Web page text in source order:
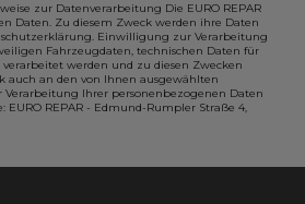
zur Datenverarbeitung Die EURO REPAR
Daten. Zu diesem Zweck werden ihre Daten
Einwilligung zur Verarbeitung
Fahrzeugdaten, technischen Daten für
verarbeitet werden und zu diesen Zwecken
auch an den von Ihnen ausgewählten
Ihrer personenbezogenen Daten
REPAR - Edmund-Rumpler Straße 4,